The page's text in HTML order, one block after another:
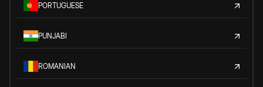
PORTUGUESE
PUNJABI
ROMANIAN